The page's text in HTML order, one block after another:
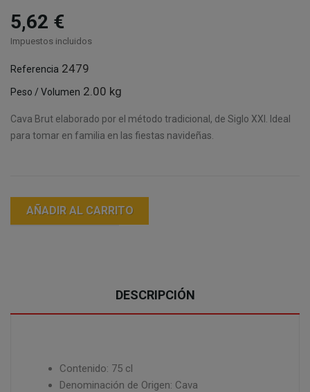
5,62 €
Impuestos incluidos
Referencia 2479
Peso / Volumen 2.00 kg
Cava Brut elaborado por el método tradicional, de Siglo XXI. Ideal
para tomar en familia en las fiestas navideñas.
AÑADIR AL CARRITO
DESCRIPCIÓN
Contenido: 75 cl
Denominación de Origen: Cava